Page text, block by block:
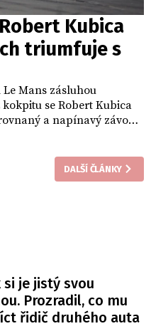
Kubica
triumfuje s
Mans zásluhou
se Robert Kubica
a napínavý závod
DALŠÍ ČLÁNKY
si je jistý svou
Prozradil, co mu
řidič druhého auta